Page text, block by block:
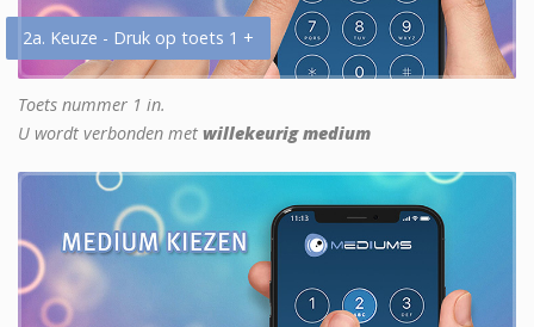
2a. Keuze - Druk op toets 1 +
Toets nummer 1 in.
U wordt verbonden met willekeurig medium